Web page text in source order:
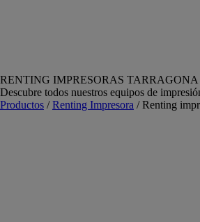
RENTING IMPRESORAS TARRAGONA
Descubre todos nuestros equipos de
Productos /Renting Impresora / Renting